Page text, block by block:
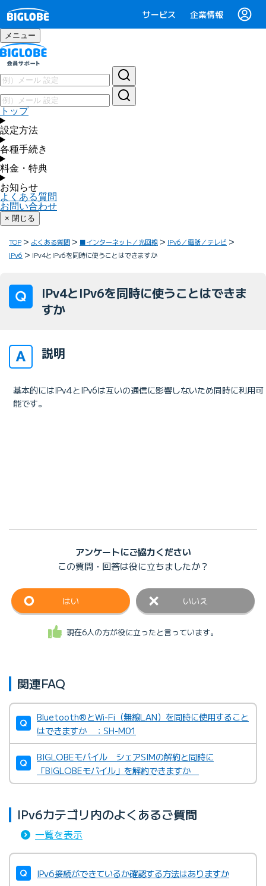
サービス 企業情報
メニュー
トップ
設定方法
各種手続き
料金・特典
お知らせ
よくある質問
お問い合わせ
× 閉じる
TOP よくある質問 ■インターネット／光回線
IPv6／電話／テレビ
IPv6
IPv4とIPv6を同時に使うことはできますか
IPv4とIPv6を同時に使うことはできま
すか
説明
基本的にはIPv4とIPv6は互いの通信に影響しないため同時に利用可
能です。
アンケートにご協力ください
この質問・回答は役に立ちましたか？
はい いいえ
現在6人の方が役に立ったと言っています。
関連FAQ
Bluetooth®とWi-Fi（無線LAN）を同時に使用すること
はできますか ：SH-M01
BIGLOBEモバイル シェアSIMの解約と同時に
「BIGLOBEモバイル」を解約できますか
IPv6カテゴリ内のよくあるご質問
一覧を表示
IPv6接続ができているか確認する方法はありますか